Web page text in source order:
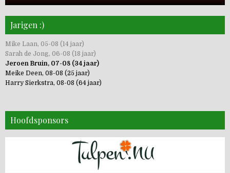
Jarigen :)
Mike Laan, 05-08 (14 jaar)
Sarah de Jong, 06-08 (18 jaar)
Jeroen Bruin, 07-08 (34 jaar)
Meike Deen, 08-08 (25 jaar)
Harry Sierkstra, 08-08 (64 jaar)
Hoofdsponsors